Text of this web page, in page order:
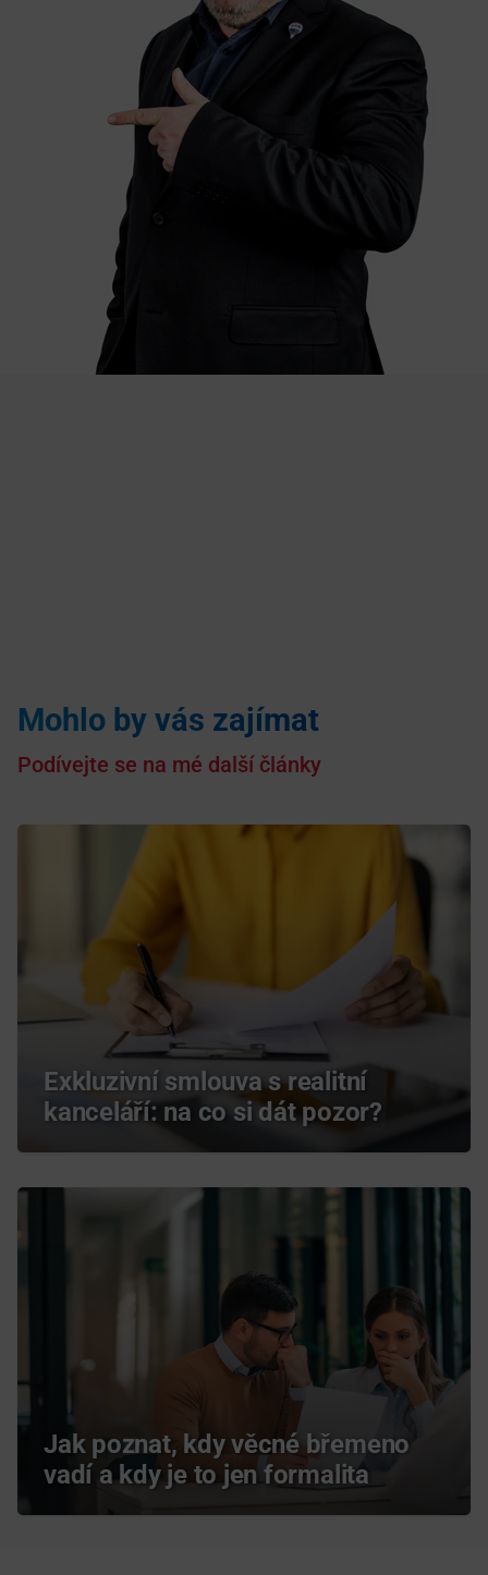
Mohlo by vás zajímat
Podívejte se na mé další články
Exkluzivní smlouva s realitní
kanceláří: na co si dát pozor?
Jak poznat, kdy věcné břemeno
vadí a kdy je to jen formalita